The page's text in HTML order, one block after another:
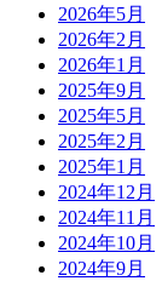
2026年5月
2026年2月
2026年1月
2025年9月
2025年5月
2025年2月
2025年1月
2024年12月
2024年11月
2024年10月
2024年9月